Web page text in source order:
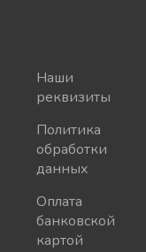
Наши
реквизиты
Политика
обработки
данных
Оплата
банковской
картой